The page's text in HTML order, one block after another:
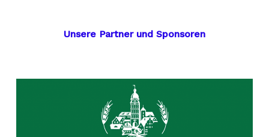
Unsere Partner und Sponsoren